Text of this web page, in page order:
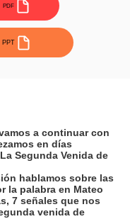
PDF
PPT
a continuar con
en días
Segunda Venida de
hablamos sobre las
la palabra en Mateo
7 señales que nos
venida de